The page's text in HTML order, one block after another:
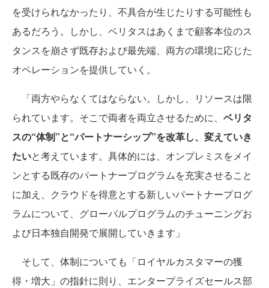
を受けられなかったり、不具合が生じたりする可能性も
あるだろう。しかし、ベリタスはあくまで顧客本位のス
タンスを崩さず既存および最先端、両方の環境に応じた
オペレーションを提供していく。
「両方やらなくてはならない。しかし、リソースは限
られています。そこで両者を両立させるために、 ベリタ
スの“体制”と“パートナーシップ”を改革し、変えていき
たいと考えています。具体的には、オンプレミスをメイ
ンとする既存のパートナープログラムを充実させること
に加え、クラウドを得意とする新しいパートナープログ
ラムについて、グローバルプログラムのチューニングお
よび日本独自開発で展開していきます」
そして、体制についても「ロイヤルカスタマーの獲
得・増大」の指針に則り、エンタープライズセールス部